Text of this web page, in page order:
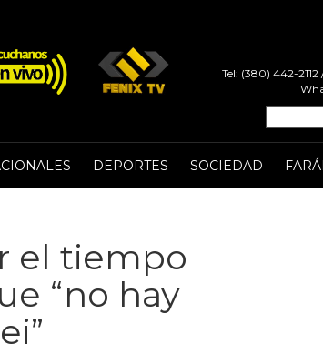
Tel: (380) 442-
DEPORTES SOCIEDAD
el tiempo
“no hay